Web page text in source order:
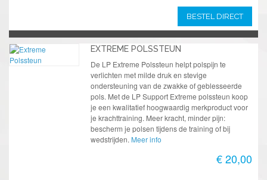
BESTEL DIRECT
EXTREME POLSSTEUN
De LP Extreme Polssteun helpt polspijn te
verlichten met milde druk en stevige
ondersteuning van de zwakke of geblesseerde
pols. Met de LP Support Extreme polssteun koop
je een kwalitatief hoogwaardig merkproduct voor
je krachttraining. Meer kracht, minder pijn:
bescherm je polsen tijdens de training of bij
wedstrijden. Meer info
€ 20,00